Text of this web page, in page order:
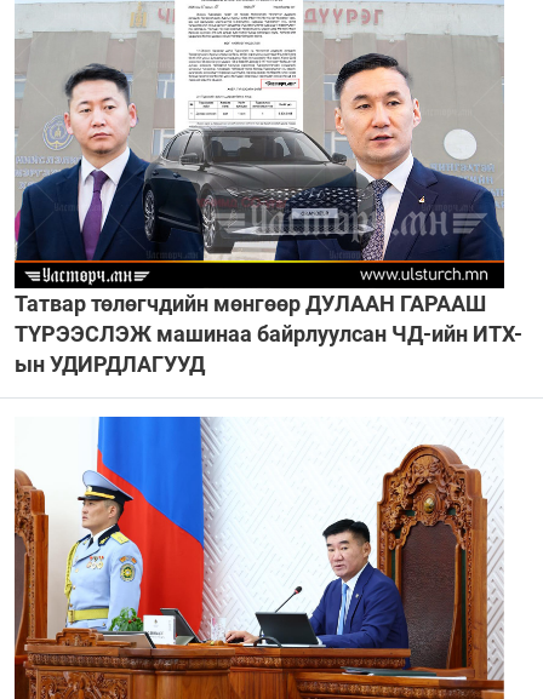
Татвар төлөгчдийн мөнгөөр ДУЛААН ГАРААШ
ТҮРЭЭСЛЭЖ машинаа байрлуулсан ЧД-ийн ИТХ-
ын УДИРДЛАГУУД